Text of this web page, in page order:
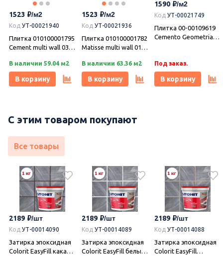
Под заказ. (Азори)
Под заказ. В наличии 1.62 м2
В корзину
1523
Код УТ-00021940
Плитка 010100001795
Cement multi wall 03
Gracia Ceramica
(Грация Керамика)
В наличии 59.04 м2
В корзину
1523
Код УТ-00021936
Плитка 010100001782
Matisse multi wall 01
Gracia Ceramica
(Грация Керамика)
В наличии 63.36 м2
В корзину
1590
Код УТ-00021749
Плитка 00-00109619
Cemento Geometria
Под заказ.
В корзину
С этим товаром покупают
Все товары
2189
Код УТ-00014090
Затирка эпоксидная
Colorit EasyFill какао 1
2189
Код УТ-00014089
Затирка эпоксидная
Colorit EasyFill белый
2189
Код УТ-00014088
Затирка эпоксидная
Colorit EasyFill